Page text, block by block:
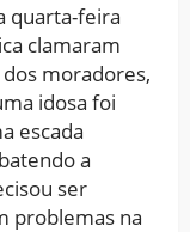
quarta-feira
clamaram
moradores,
idosa foi
escada
a
ser
problemas na